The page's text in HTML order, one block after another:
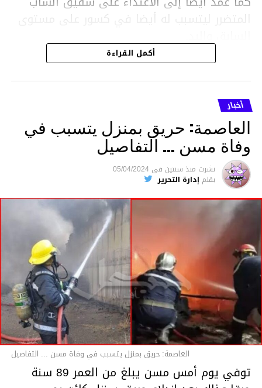
المتضرر ليتسبب له أيضا في كسور على مستوى
هذا وقد تمكن أعوان مركز الأمن الوطني بحي
هلال في توقيت قياسي من محاصرة المشتبه به
والقبض عليه وإحالته على التحقيق في خصوص
ما نُسبه إليه.
متابعة
قسم الاخبار
أكمل القراءة
أخبار
العاصمة: حريق بمنزل يتسبب في
وفاة مسن … التفاصيل
نشرت منذ سنتين فى 05/04/2024
بقلم إدارة التحرير
العاصمة: حريق بمنزل يتسبب في وفاة مسن ... التفاصيل
توفي يوم أمس مسن يبلغ من العمر 89 سنة